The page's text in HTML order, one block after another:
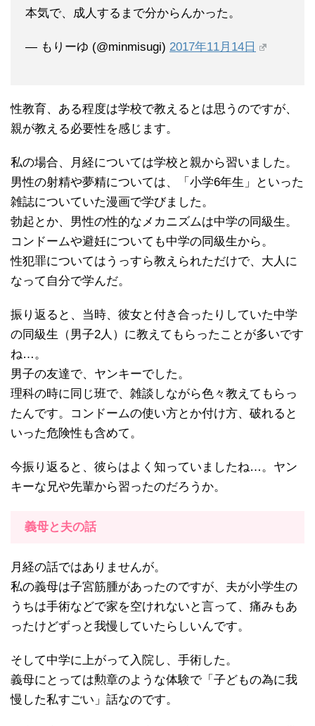
本気で、成人するまで分からんかった。
— もりーゆ (@minmisugi) 2017年11月14日
性教育、ある程度は学校で教えるとは思うのですが、
親が教える必要性を感じます。
私の場合、月経については学校と親から習いました。
男性の射精や夢精については、「小学6年生」といった
雑誌についていた漫画で学びました。
勃起とか、男性の性的なメカニズムは中学の同級生。
コンドームや避妊についても中学の同級生から。
性犯罪についてはうっすら教えられただけで、大人に
なって自分で学んだ。
振り返ると、当時、彼女と付き合ったりしていた中学
の同級生（男子2人）に教えてもらったことが多いです
ね…。
男子の友達で、ヤンキーでした。
理科の時に同じ班で、雑談しながら色々教えてもらっ
たんです。コンドームの使い方とか付け方、破れると
いった危険性も含めて。
今振り返ると、彼らはよく知っていましたね…。ヤン
キーな兄や先輩から習ったのだろうか。
義母と夫の話
月経の話ではありませんが。
私の義母は子宮筋腫があったのですが、夫が小学生の
うちは手術などで家を空けれないと言って、痛みもあ
ったけどずっと我慢していたらしいんです。
そして中学に上がって入院し、手術した。
義母にとっては勲章のような体験で「子どもの為に我
慢した私すごい」話なのです。